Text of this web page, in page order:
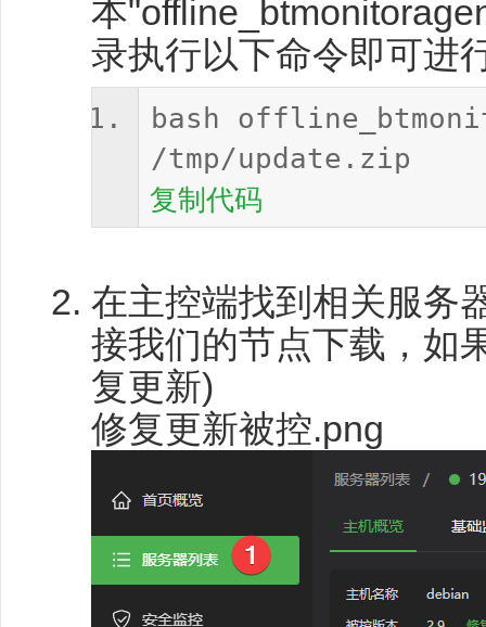
本
录执行以下命令即可进
bash
/tmp/update.zip
复制代码
在主控端找到相关服务
接我们的节点下载，如
复更新)
修复更新被控.png